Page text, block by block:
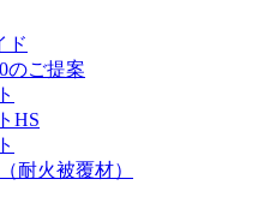
ド
のご提案
HS
耐火被覆材）